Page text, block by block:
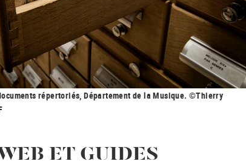
répertoriés, Département de la Musique. ©Thierry
ET GUIDES